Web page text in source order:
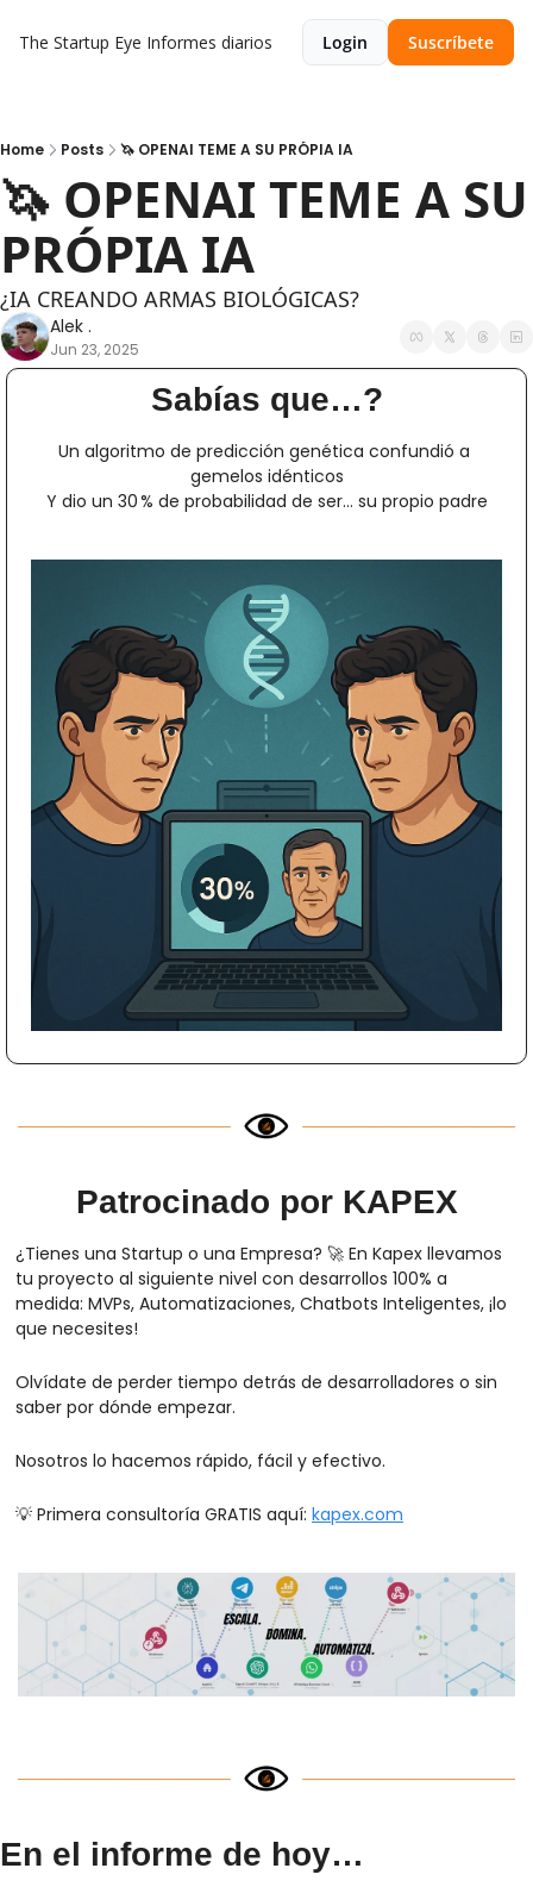
The Startup Eye Informes diarios Login Suscríbete
Home Posts 🦄 OPENAI TEME A SU PRÓPIA IA
🦄 OPENAI TEME A SU
PRÓPIA IA
¿IA CREANDO ARMAS BIOLÓGICAS?
Alek .
Jun 23, 2025
Sabías que…?
Un algoritmo de predicción genética confundió a
gemelos idénticos
Y dio un 30 % de probabilidad de ser… su propio padre
Patrocinado por KAPEX
¿Tienes una Startup o una Empresa? 🚀 En Kapex llevamos
tu proyecto al siguiente nivel con desarrollos 100% a
medida: MVPs, Automatizaciones, Chatbots Inteligentes, ¡lo
que necesites!
Olvídate de perder tiempo detrás de desarrolladores o sin
saber por dónde empezar.
Nosotros lo hacemos rápido, fácil y efectivo.
💡 Primera consultoría GRATIS aquí: kapex.com
En el informe de hoy…